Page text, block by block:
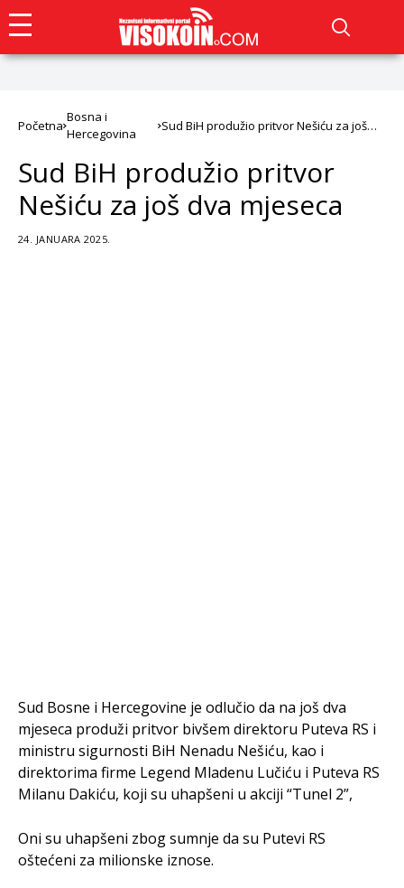
Početna
Bosna i
Hercegovina
Sud BiH produžio pritvor Nešiću za još
Sud BiH produžio pritvor
Nešiću za još dva mjeseca
24. JANUARA 2025.
Sud Bosne i Hercegovine je odlučio da na još dva
mjeseca produži pritvor bivšem direktoru Puteva RS i
ministru sigurnosti BiH Nenadu Nešiću, kao i
direktorima firme Legend Mladenu Lučiću i Puteva RS
Milanu Dakiću, koji su uhapšeni u akciji “Tunel 2”,
Oni su uhapšeni zbog sumnje da su Putevi RS
oštećeni za milionske iznose.